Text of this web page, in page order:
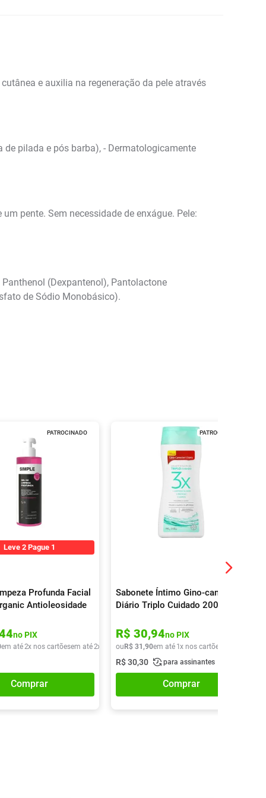
e auxilia na regeneração da pele através
de pilada e pós barba), - Dermatologicamente
pente. Sem necessidade de enxágue. Pele:
(Dexpantenol), Pantolactone
de Sódio Monobásico).
PATROCINADO
Leve 2 Pague 1
Profunda Facial
Antioleosidade
no PIX
em até2x nos cartõesem até2x de R$ 32,70
Comprar
PATROCINADO
Sabonete Íntimo Gino-canesten
Diário Triplo Cuidado 200ml
R$ 30,94no PIX
ouR$ 31 ,90em até 1x nos cartões
R$ 30,30 para assinantes
Comprar